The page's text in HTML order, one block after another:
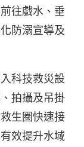
往戲水、垂
防溺宣導及
科技救災設
拍攝及吊掛
生圈快速接
效提升水域